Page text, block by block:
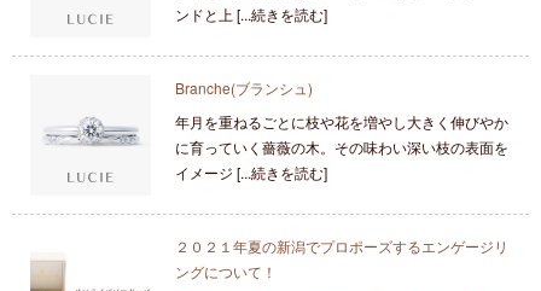
ンドと上 [...続きを読む]
Branche(ブランシュ)
年月を重ねるごとに枝や花を増やし大きく伸びやか
に育っていく薔薇の木。その味わい深い枝の表面を
イメージ [...続きを読む]
２０２１年夏の新潟でプロポーズするエンゲージリ
ングについて！